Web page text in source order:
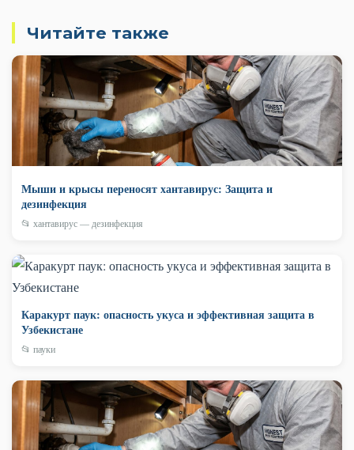
Читайте также
Мыши и крысы переносят хантавирус: Защита и
дезинфекция
📂 хантавирус — дезинфекция
Каракурт паук: опасность укуса и эффективная защита в
Узбекистане
📂 пауки